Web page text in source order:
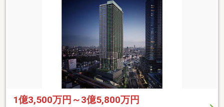
1億3,500万円～3億5,800万円